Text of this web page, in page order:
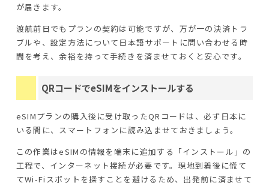
が届きます。
渡航前日でもプランの契約は可能ですが、万が一の決済トラ
ブルや、設定方法について日本語サポートに問い合わせる時
間を考え、余裕を持って手続きを済ませておくと安心です。
QRコードでeSIMをインストールする
eSIMプランの購入後に受け取ったQRコードは、必ず日本に
いる間に、スマートフォンに読み込ませておきましょう。
この作業はeSIMの情報を端末に追加する「インストール」の
工程で、インターネット接続が必要です。現地到着後に慌て
てWi-Fiスポットを探すことを避けるため、出発前に済ませて